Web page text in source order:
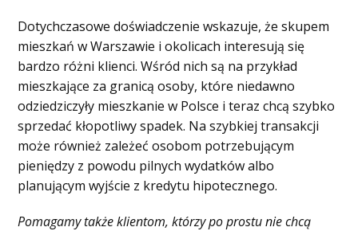
Dotychczasowe doświadczenie wskazuje, że skupem
mieszkań w Warszawie i okolicach interesują się
bardzo różni klienci. Wśród nich są na przykład
mieszkające za granicą osoby, które niedawno
odziedziczyły mieszkanie w Polsce i teraz chcą szybko
sprzedać kłopotliwy spadek. Na szybkiej transakcji
może również zależeć osobom potrzebującym
pieniędzy z powodu pilnych wydatków albo
planującym wyjście z kredytu hipotecznego.
Pomagamy także klientom, którzy po prostu nie chcą